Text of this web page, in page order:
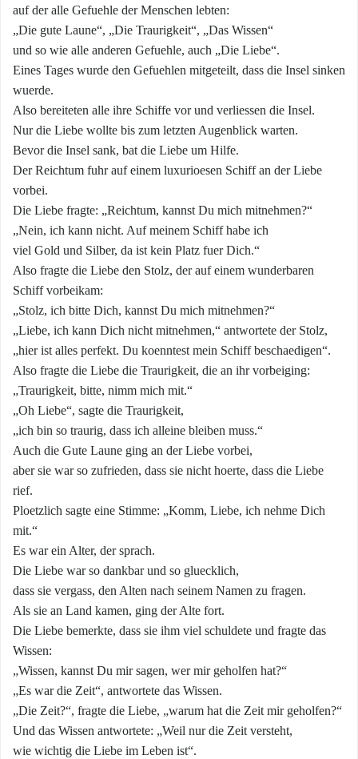
auf der alle Gefuehle der Menschen lebten:
„Die gute Laune“, „Die Traurigkeit“, „Das Wissen“
und so wie alle anderen Gefuehle, auch „Die Liebe“.
Eines Tages wurde den Gefuehlen mitgeteilt, dass die Insel sinken
wuerde.
Also bereiteten alle ihre Schiffe vor und verliessen die Insel.
Nur die Liebe wollte bis zum letzten Augenblick warten.
Bevor die Insel sank, bat die Liebe um Hilfe.
Der Reichtum fuhr auf einem luxurioesen Schiff an der Liebe
vorbei.
Die Liebe fragte: „Reichtum, kannst Du mich mitnehmen?“
„Nein, ich kann nicht. Auf meinem Schiff habe ich
viel Gold und Silber, da ist kein Platz fuer Dich.“
Also fragte die Liebe den Stolz, der auf einem wunderbaren
Schiff vorbeikam:
„Stolz, ich bitte Dich, kannst Du mich mitnehmen?“
„Liebe, ich kann Dich nicht mitnehmen,“ antwortete der Stolz,
„hier ist alles perfekt. Du koenntest mein Schiff beschaedigen“.
Also fragte die Liebe die Traurigkeit, die an ihr vorbeiging:
„Traurigkeit, bitte, nimm mich mit.“
„Oh Liebe“, sagte die Traurigkeit,
„ich bin so traurig, dass ich alleine bleiben muss.“
Auch die Gute Laune ging an der Liebe vorbei,
aber sie war so zufrieden, dass sie nicht hoerte, dass die Liebe
rief.
Ploetzlich sagte eine Stimme: „Komm, Liebe, ich nehme Dich
mit.“
Es war ein Alter, der sprach.
Die Liebe war so dankbar und so gluecklich,
dass sie vergass, den Alten nach seinem Namen zu fragen.
Als sie an Land kamen, ging der Alte fort.
Die Liebe bemerkte, dass sie ihm viel schuldete und fragte das
Wissen:
„Wissen, kannst Du mir sagen, wer mir geholfen hat?“
„Es war die Zeit“, antwortete das Wissen.
„Die Zeit?“, fragte die Liebe, „warum hat die Zeit mir geholfen?“
Und das Wissen antwortete: „Weil nur die Zeit versteht,
wie wichtig die Liebe im Leben ist“.